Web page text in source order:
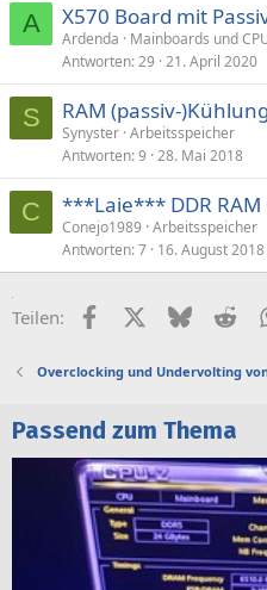
A X570 Board mit
Ardenda
Mainboards und
Antworten 29 21. April 2020
S RAM (passiv-)Kühlung
Synyster Arbeitsspeicher
Antworten 9 28. Mai 2018
C ***Laie*** DDR RAM
Conejo1989 Arbeitsspeicher
Antworten 7 16. August 2018
Teilen: FacebookX (Twitter)
Bluesky
Overclocking und Undervolting
Passend zum Thema